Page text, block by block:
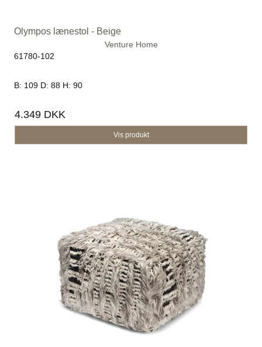
Olympos lænestol - Beige
Venture Home
61780-102
B: 109 D: 88 H: 90
4.349 DKK
Vis produkt